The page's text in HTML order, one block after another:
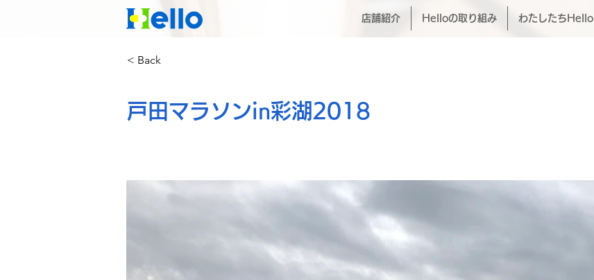
店舗紹介 Helloの取り組み わたしたちHello
< Back
戸田マラソンin彩湖2018